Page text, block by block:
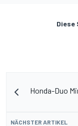
Diese
Honda-Duo
NÄCHSTER ARTIKEL